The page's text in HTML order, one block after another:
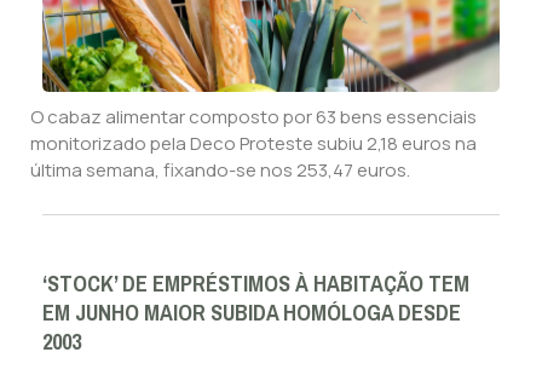
O cabaz alimentar composto por 63 bens essenciais
monitorizado pela Deco Proteste subiu 2,18 euros na
última semana, fixando-se nos 253,47 euros.
‘STOCK’ DE EMPRÉSTIMOS À HABITAÇÃO TEM
EM JUNHO MAIOR SUBIDA HOMÓLOGA DESDE
2003